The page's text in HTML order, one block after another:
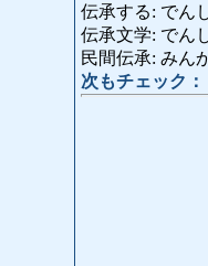
伝承する: でん
伝承文学: でん
民間伝承: みん
次もチェック：